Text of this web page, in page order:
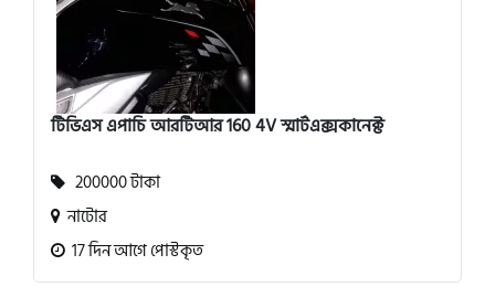
টিভিএস এপাচি আরটিআর 160 4V স্মার্টএক্সকানেক্ট
200000 টাকা
নাটোর
17 দিন আগে পোস্টকৃত